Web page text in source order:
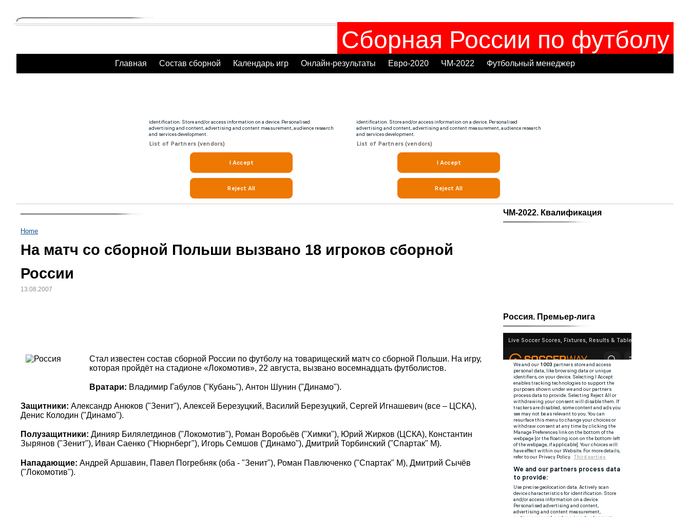
Сборная России по футболу
Главная Состав сборной Календарь игр Онлайн-результаты Евро-2020 ЧМ-2022 Футбольный менеджер
Home
На матч со сборной Польши вызвано 18 игроков сборной
России
13.08.2007
Стал известен состав сборной России по футболу на товарищеский матч со сборной Польши. На игру,
которая пройдёт на стадионе «Локомотив», 22 августа, вызвано восемнадцать футболистов.
Вратари: Владимир Габулов ("Кубань"), Антон Шунин ("Динамо").
Защитники: Александр Анюков ("Зенит"), Алексей Березуцкий, Василий Березуцкий, Сергей Игнашевич (все – ЦСКА),
Денис Колодин ("Динамо").
Полузащитники: Динияр Билялетдинов ("Локомотив"), Роман Воробьёв ("Химки"), Юрий Жирков (ЦСКА), Константин
Зырянов ("Зенит"), Иван Саенко ("Нюрнберг"), Игорь Семшов ("Динамо"), Дмитрий Торбинский ("Спартак" М).
Нападающие: Андрей Аршавин, Павел Погребняк (оба - "Зенит"), Роман Павлюченко ("Спартак" М), Дмитрий Сычёв
("Локомотив").
ЧМ-2022. Квалификация
Россия. Премьер-лига